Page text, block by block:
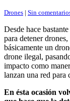
Drones | Sin
Desde hace
para detener
básicamente un
drone ilegal,
impacto como
lanzan una red para
En ésta ocasión